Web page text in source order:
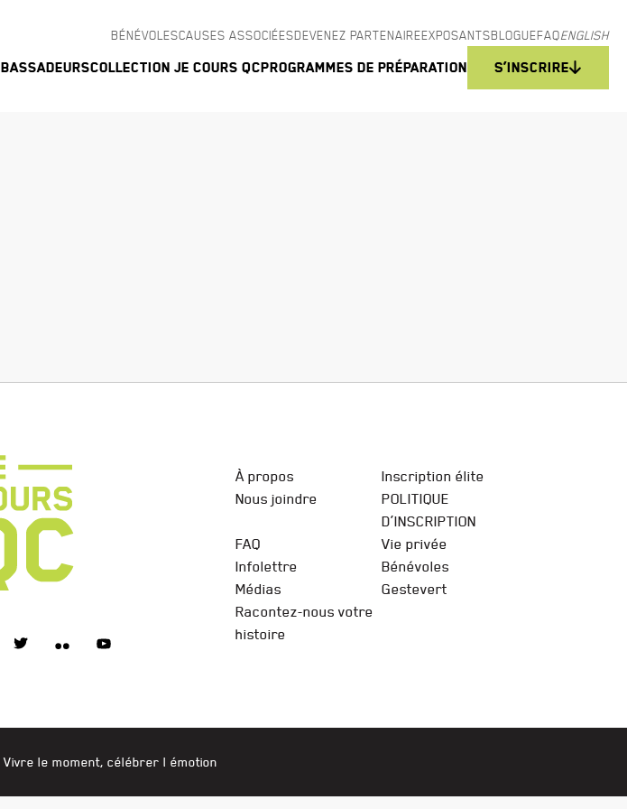
BÉNÉVOLESCAUSES ASSOCIÉESDEVENEZ PARTENAIREEXPOSANTSBLOGUEFAQENGLISH
Collection Je Cours QCProgrammes de préparation S’inscrire
À propos
Inscription élite
Nous joindre
POLITIQUE
D’INSCRIPTION
FAQ
Vie privée
Infolettre
Bénévoles
Médias
Gestevert
Racontez-nous votre
histoire
Vivre le moment, célébrer l émotion